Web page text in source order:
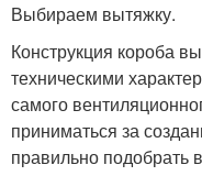
Выбираем вытяжку.
Конструкция короба
техническими
самого
приниматься за
правильно подобрать